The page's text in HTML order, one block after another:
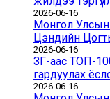
2026-06-16
Монгол Улсын
Цэндийн
2026-06-16
ЗГ-аас ТОП-
гардуулах
2026-06-16